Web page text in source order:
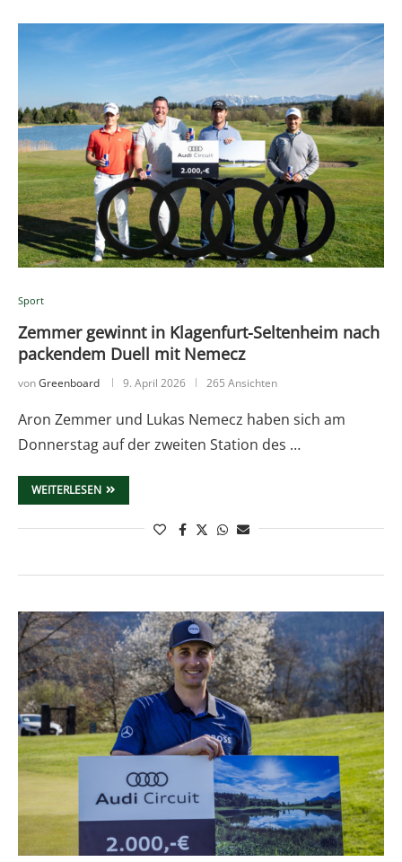
Sport
Zemmer gewinnt in Klagenfurt-Seltenheim nach
packendem Duell mit Nemecz
vonGreenboard 9. April 2026 265 Ansichten
Aron Zemmer und Lukas Nemecz haben sich am
Donnerstag auf der zweiten Station des …
WEITERLESEN